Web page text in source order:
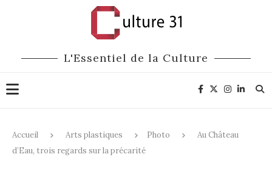
L'Essentiel de la Culture
Accueil Arts plastiques Photo
Au Château
d’Eau, trois regards sur la précarité